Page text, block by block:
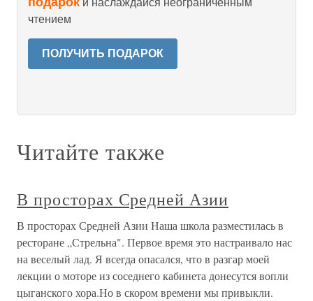
и наслаждайся неограниченным
чтением
ПОЛУЧИТЬ ПОДАРОК
Читайте также
В просторах Средней Азии
В просторах Средней Азии Наша школа разместилась в
ресторане „Стрельна". Первое время это настраивало нас
на веселый лад. Я всегда опасался, что в разгар моей
лекции о моторе из соседнего кабинета донесутся вопли
цыганского хора.Но в скором времени мы привыкли.